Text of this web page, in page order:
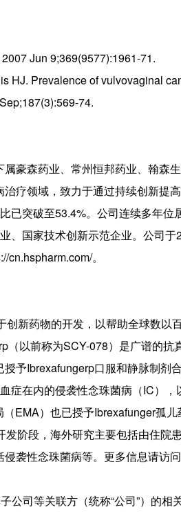
Jun 9;369(9577):1961-71.
HJ. Prevalence of vulvovaginal
74.
豪森药业、常州恒邦药业、翰森
疗领域，致力于通过持续创新提
已突破至53.4%。公司连续多年
、国家技术创新示范企业。公司
。
新药物的开发，以帮助全球数以
以前称为SCY-078）是广谱的抗
予Ibrexafungerp口服和静脉制剂
症在内的侵袭性念珠菌病（IC）
EMA）也已授予Ibrexafunger孤
阶段，海外研究主要包括由住院
袭性念珠菌病等。更多信息请访问
公司等关联方（统称“公司”）的